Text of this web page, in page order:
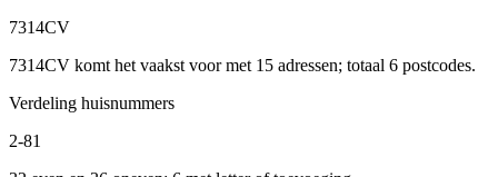
7314CV
7314CV komt het vaakst voor met 15 adressen; totaal 6 postcodes.
Verdeling huisnummers
2-81